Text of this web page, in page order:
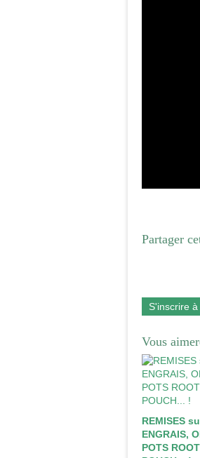
Partager
S'inscrire
Vous
REMISES
ENGRAIS,
POTS ROOT